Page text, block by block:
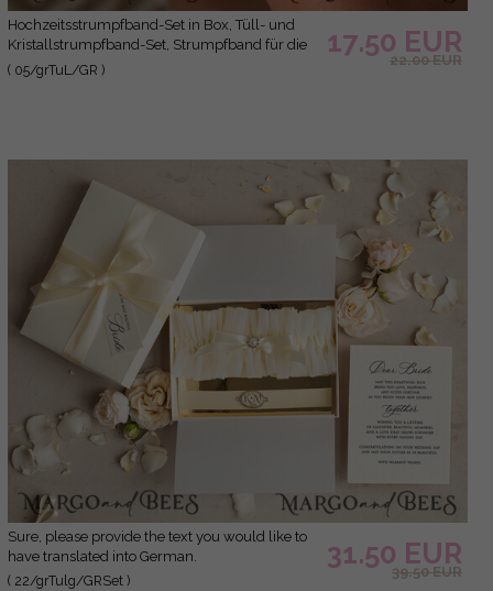
Hochzeitsstrumpfband-Set in Box, Tüll- und
Kristallstrumpfband-Set, Strumpfband für die
Braut, Geschenkvorschlag für die Braut,
elfenbeinfarbenes Tüllstrumpfband-Set,
( 05/grTuL/GR )
17.50 EUR
22.00 EUR
Sure, please provide the text you would like to
have translated into German.
( 22/grTulg/GRSet )
31.50 EUR
39.50 EUR